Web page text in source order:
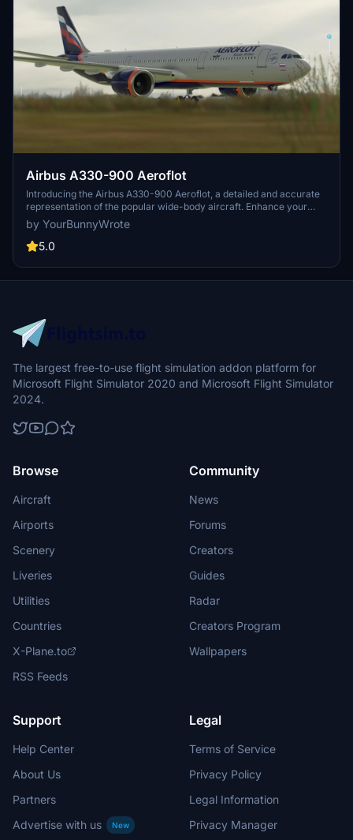
Airbus A330-900 Aeroflot
Introducing the Airbus A330-900 Aeroflot, a detailed and accurate
representation of the popular wide-body aircraft. Enhance your
fleet with this high-quality add-on for Microsoft Flight Simulator.
by YourBunnyWrote
5.0
The largest free-to-use flight simulation addon platform for
Microsoft Flight Simulator 2020 and Microsoft Flight Simulator
2024.
Browse
Aircraft
Airports
Scenery
Liveries
Utilities
Countries
X-Plane.to
RSS Feeds
Community
News
Forums
Creators
Guides
Radar
Creators Program
Wallpapers
Support
Help Center
About Us
Partners
Advertise with us
New
Legal
Terms of Service
Privacy Policy
Legal Information
Privacy Manager